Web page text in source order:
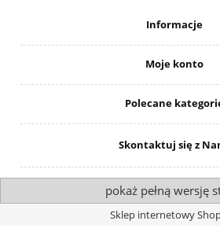
Informacje
Moje konto
Polecane
Skontaktuj się z
pokaż pełną wersję
Sklep internetowy